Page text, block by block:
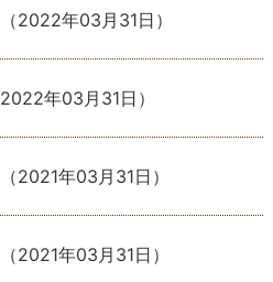
（2022年03月31日 ）
2022年03月31日 ）
（2021年03月31日 ）
（2021年03月31日 ）